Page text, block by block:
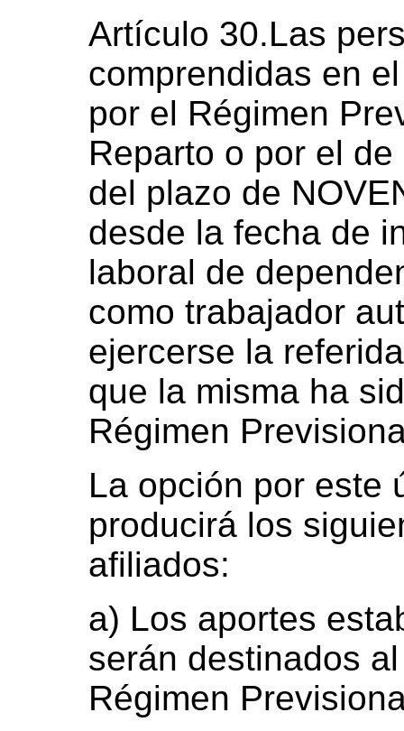
Artículo 30.Las
comprendidas en
por el Régimen
Reparto o por el
del plazo de
desde la fecha de
laboral de
como trabajador
ejercerse la
que la misma ha
Régimen
La opción por este
producirá los
afiliados:
a) Los aportes
serán destinados
Régimen